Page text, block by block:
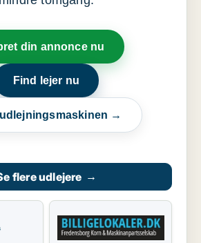
din annonce nu
Find lejer nu
→
flere udlejere →